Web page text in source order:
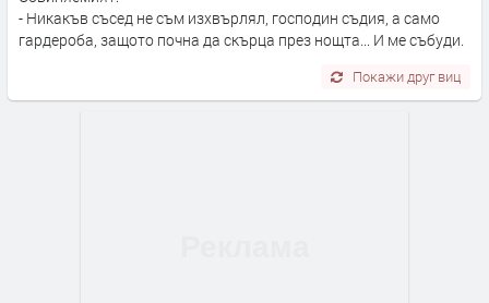
- Никакъв съсед не съм изхвърлял, господин съдия, а само
гардероба, защото почна да скърца през нощта... И ме събуди.
Покажи друг виц